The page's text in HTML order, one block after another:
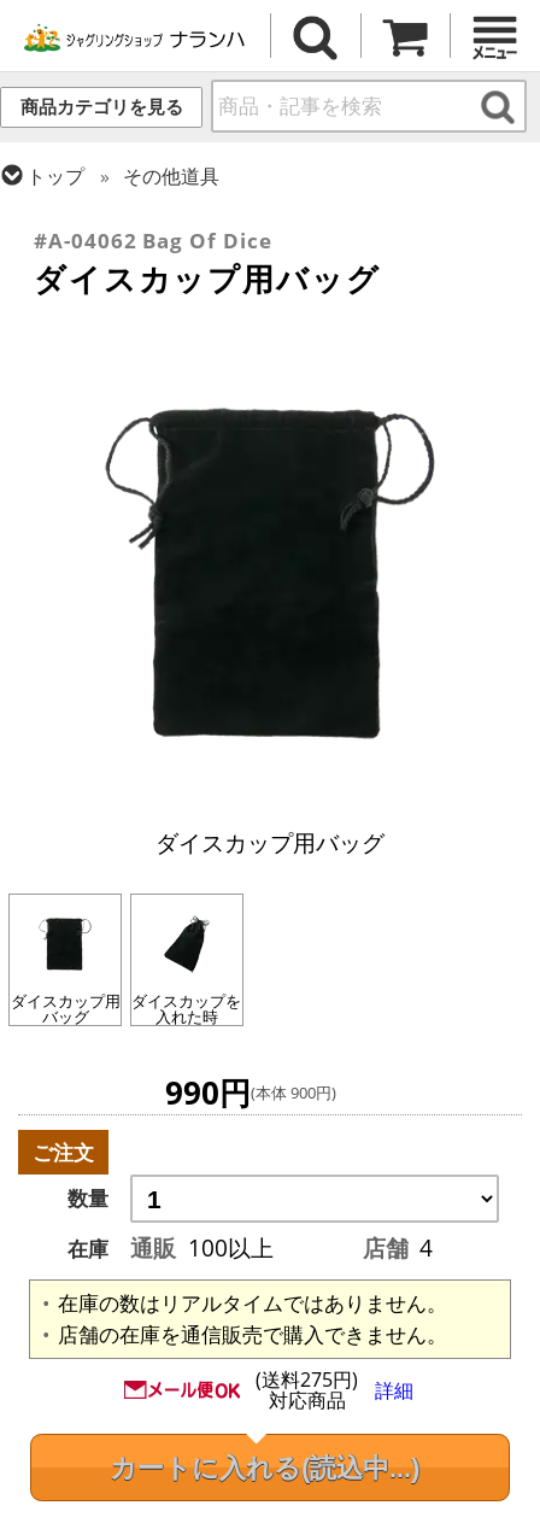
商品カテゴリを見る
トップ
その他道具
#A-04062 Bag Of Dice
ダイスカップ用バッグ
ダイスカップ用バッグ
ダイスカップ用
バッグ
ダイスカップを
入れた時
990円(本体 900円)
ご注文
数量
在庫
通販 100以上 店舗 4
在庫の数はリアルタイムではありません。
店舗の在庫を通信販売で購入できません。
(送料275円)
対応商品 詳細
カートに入れる(読込中...)